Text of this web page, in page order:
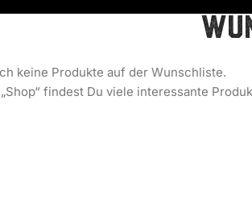
keine Produkte auf der Wunschliste.
findest Du viele interessante